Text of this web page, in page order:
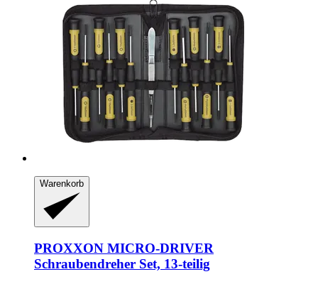
Warenkorb
PROXXON MICRO-​DRIVER
Schraubendreher Set, 13-​teilig